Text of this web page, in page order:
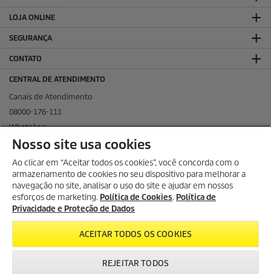
LOJA ONLINE
SEGURANÇA
CONTATO
CENTRAL DE ATENDIMENTO
Canais de Atendimento
08000-176-111
WhatsApp
KÄRCHER NAS REDES SOCIAIS
KÄRCHER PROFISSIONAL
Nosso site usa cookies
Ao clicar em “Aceitar todos os cookies”, você concorda com o
armazenamento de cookies no seu dispositivo para melhorar a
navegação no site, analisar o uso do site e ajudar em nossos
esforços de marketing. Política de Cookies. Política de
Privacidade e Proteção de Dados
ACEITAR TODOS OS COOKIES
REJEITAR TODOS